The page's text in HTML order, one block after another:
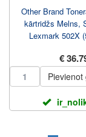
Other Brand
kārtridžs Melns,
Lexmark 502X
€
Pievienot